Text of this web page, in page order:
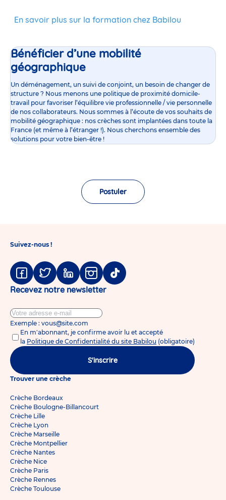
En savoir plus sur la formation chez Babilou
Bénéficier d’une mobilité
géographique
Un déménagement, un suivi de conjoint, un besoin de changer de
structure ? Nous menons une politique de proximité domicile-
travail pour favoriser l’équilibre vie professionnelle / vie personnelle
de nos collaborateurs. Nous sommes à l’écoute de vos souhaits de
mobilité géographique : nos crèches sont implantées dans toute la
France (et même à l’étranger !). Nous cherchons ensemble des
solutions pour votre bien-être !
Postuler
Suivez-nous !
Facebook
TwitterLinkedinInstagram
Tiktok
Recevez notre newsletter
Exemple : vous@site.com
En m'abonnant, je confirme avoir lu et accepté
la Politique de Confidentialité du site Babilou (obligatoire)
S'inscrire
Trouver une crèche
Crèche Bordeaux
Crèche Boulogne-Billancourt
Crèche Lille
Crèche Lyon
Crèche Marseille
Crèche Montpellier
Crèche Nantes
Crèche Nice
Crèche Paris
Crèche Rennes
Crèche Toulouse